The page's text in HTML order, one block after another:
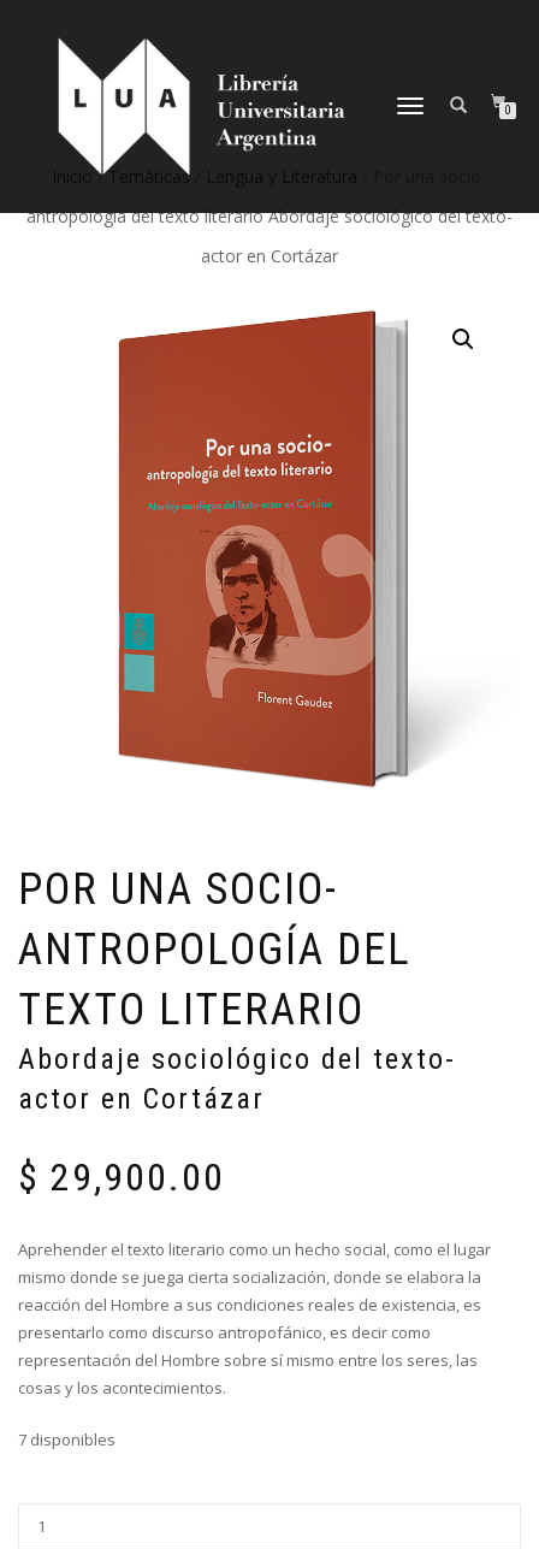
NAVEGACIÓN
0
/Temáticas
antropología del texto literario Abordaje sociológico del texto-
actor en Cortázar
POR UNA SOCIO-
ANTROPOLOGÍA DEL
TEXTO LITERARIO
Abordaje sociológico del texto-
actor en Cortázar
$ 29,900.00
Aprehender el texto literario como un hecho social, como el lugar
mismo donde se juega cierta socialización, donde se elabora la
reacción del Hombre a sus condiciones reales de existencia, es
presentarlo como discurso antropofánico, es decir como
representación del Hombre sobre sí mismo entre los seres, las
cosas y los acontecimientos.
7 disponibles